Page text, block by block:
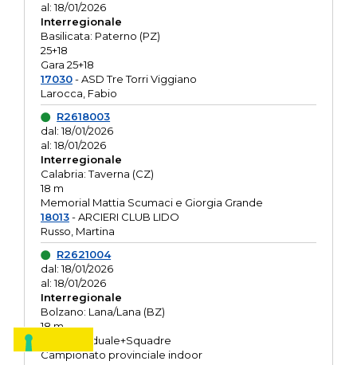
al: 18/01/2026
Interregionale
Basilicata: Paterno (PZ)
25+18
Gara 25+18
17030- ASD Tre Torri Viggiano
Larocca, Fabio
R2618003
dal: 18/01/2026
al: 18/01/2026
Interregionale
Calabria: Taverna (CZ)
18 m
Memorial Mattia Scumaci e Giorgia Grande
18013- ARCIERI CLUB LIDO
Russo, Martina
R2621004
dal: 18/01/2026
al: 18/01/2026
Interregionale
Bolzano: Lana/Lana (BZ)
18 m
O.R. Individuale+Squadre
Campionato provinciale indoor